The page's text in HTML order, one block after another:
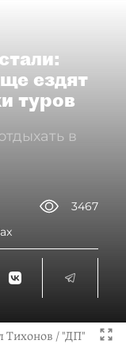
ездят
туров
в
3467
Тихонов / "ДП"